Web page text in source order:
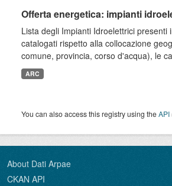
Offerta energetica: impianti
Lista degli Impianti Idroelettrici presenti
catalogati rispetto alla collocazione
comune, provincia, corso d'acqua), le
ARC
You can also access this registry using theAPI
About Dati Arpae
CKAN API